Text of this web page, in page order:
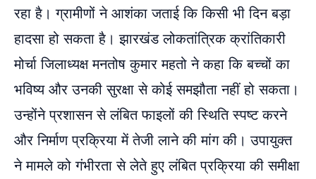
रहा है। ग्रामीणों ने आशंका जताई कि किसी भी दिन बड़ा
हादसा हो सकता है। झारखंड लोकतांत्रिक क्रांतिकारी
मोर्चा जिलाध्यक्ष मनतोष कुमार महतो ने कहा कि बच्चों का
भविष्य और उनकी सुरक्षा से कोई समझौता नहीं हो सकता।
उन्होंने प्रशासन से लंबित फाइलों की स्थिति स्पष्ट करने
और निर्माण प्रक्रिया में तेजी लाने की मांग की। उपायुक्त
ने मामले को गंभीरता से लेते हुए लंबित प्रक्रिया की समीक्षा